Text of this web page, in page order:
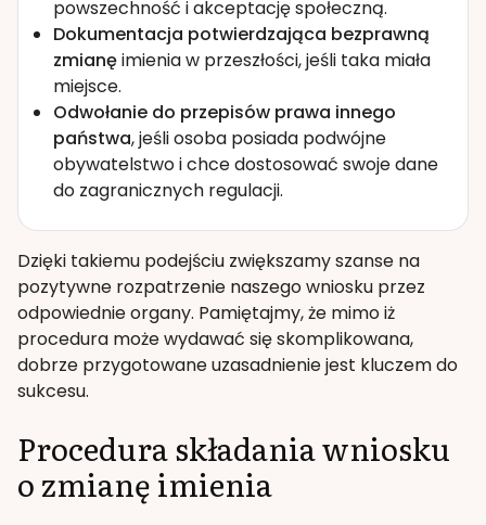
powszechność i akceptację społeczną.
Dokumentacja potwierdzająca bezprawną
zmianęimienia w przeszłości, jeśli taka miała
miejsce.
Odwołanie do przepisów prawa innego
państwa, jeśli osoba posiada podwójne
obywatelstwo i chce dostosować swoje dane
do zagranicznych regulacji.
Dzięki takiemu podejściu zwiększamy szanse na
pozytywne rozpatrzenie naszego wniosku przez
odpowiednie organy. Pamiętajmy, że mimo iż
procedura może wydawać się skomplikowana,
dobrze przygotowane uzasadnienie jest kluczem do
sukcesu.
Procedura składania wniosku
o zmianę imienia